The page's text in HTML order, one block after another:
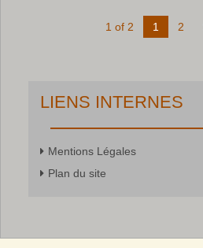
1 of 2 1 2
LIENS INTERNES
Mentions Légales
Plan du site